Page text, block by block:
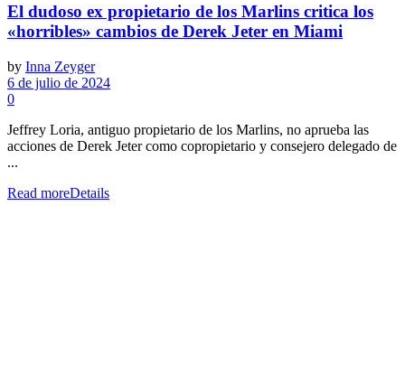
El dudoso ex propietario de los Marlins critica los
«horribles» cambios de Derek Jeter en Miami
by Inna Zeyger
6 de julio de 2024
0
Jeffrey Loria, antiguo propietario de los Marlins, no aprueba las
acciones de Derek Jeter como copropietario y consejero delegado de
...
Read moreDetails